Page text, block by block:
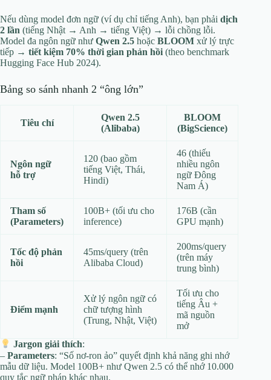
Nếu dùng model đơn ngữ (ví dụ chỉ tiếng Anh), bạn phải dịch
2 lần (tiếng Nhật → Anh → tiếng Việt) → lỗi chồng lỗi.
Model đa ngôn ngữ như Qwen 2.5 hoặc BLOOM xử lý trực
tiếp → tiết kiệm 70% thời gian phản hồi (theo benchmark
Hugging Face Hub 2024).
Bảng so sánh nhanh 2 “ông lớn”
Tiêu chí
Qwen 2.5
(Alibaba)
BLOOM
(BigScience)
Ngôn ngữ
hỗ trợ
120 (bao gồm
tiếng Việt, Thái,
Hindi)
46 (thiếu
nhiều ngôn
ngữ Đông
Nam Á)
Tham số
(Parameters)
100B+ (tối ưu cho
inference)
176B (cần
GPU mạnh)
Tốc độ phản
hồi
45ms/query (trên
Alibaba Cloud)
200ms/query
(trên máy
trung bình)
Điểm mạnh
Xử lý ngôn ngữ có
chữ tượng hình
(Trung, Nhật, Việt)
Tối ưu cho
tiếng Âu +
mã nguồn
mở
Jargon giải thích:
– Parameters: “Số nơ-ron ảo” quyết định khả năng ghi nhớ
mẫu dữ liệu. Model 100B+ như Qwen 2.5 có thể nhớ 10.000
quy tắc ngữ pháp khác nhau.